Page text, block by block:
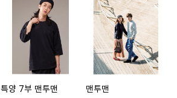
특양 7부 맨투맨 맨투맨